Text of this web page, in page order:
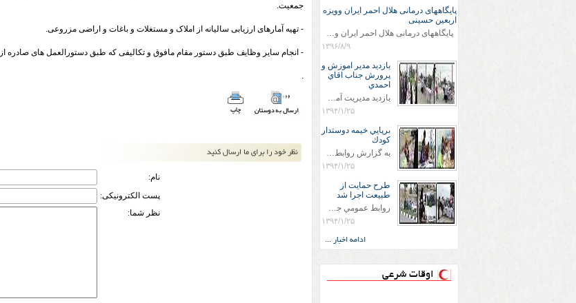
پایگاههای درمانی هلال احمر ایران وویزه
اربعین حسینی
پایگاههای درمانی هلال احمر ایران وویزه اربعین حسینی
۱۳۹۶/۸/۹
بازديد مدير اموزش و
پرورش جناب اقاي
احمدي
بازديد مديريت آموزش و پروش جناب اقاي احمدي به همراه اعضاي ستاد اسكان آموزش و پروش شهرستان سرخس در ساعت 11:30 در مورخه 11/1/1394 صورت گرفت و مسئولین با حضور در پست مسافرين نوروزی كه جمعیت هلال احمر شهرستان از نزدیک در جریان روند اجرای طرح های قرار گرفتند .
۱۳۹۴/۱/۲۵
برپايي خيمه دوستدار
كودك
به گزارش روابط عمومي جمعيت هلال احمر شهرستان سرخس علاوه بر اجرای خدمات امدادی، راهنمایی های گردشگری و موقعیت های جغرافیایی و برپایی چادرهای سلامت به منظور سنجش رایگان فشار و قندخون مسافران، ، خيمه هايي.با عنوان دوستدار کودک تجهیزشده که دراین فضا کودکان مراجعه کننده از طریق نقاشی و سایر هنرهای تجسمی با مفاهیم جمعیت هلال احمر و اصول هفتگانه آن آشنا می شوند. به دليل حضور چشم گير كودكان و خانواده ها سعی شده در قالب های متناسب با سنین کودکان مراجعه کنند
۱۳۹۴/۱/۲۵
طرح حمايت از
طبيعت اجرا شد
روابط عمومي جمعيت هلال احمر سرخس جمعيت هلال احمر سرخس در روز طبيعت جوانان جمعيت هلال احمر سرخس در راستاي حفاظت و حمايت از محيط زيست با انگيزه داشتن طبيعت زيبا و بدون زباله و جهت فرهنگ سازي طرح حمايت از طبيعت را اجرا نمودند. اين طرح با رويكرد حمايتي و اموزشي در خصوص اشتي باطبيعت اجرا شد و در اين طرح 700 عدد كيسه زباله وبروشور در خروجي هاي شهر بين همشهريان و مسافرين نوروزي توزيع گرديد و در راه بازگشت كيسه هاي زباله توسط همشهريان به مامورين محترم شهرداري مستقر در ورودي شهر
۱۳۹۴/۱/۲۵
ادامه اخبار ...
اوقات شرعی
جمعیت.
- تهیه آمارهای ارزیابی سالیانه از املاک و مستغلات و باغات و اراضی مزروعی.
- انجام سایر وظایف طبق دستور مقام مافوق و تکالیفی که طبق دستورالعمل های صادره از
.
نام:
پست الکترونیکی:
نظر شما: